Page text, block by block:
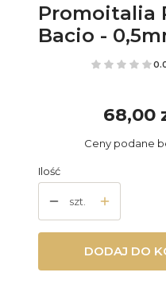
Promoitalia
Bacio -
Cena
68,00
Ceny podane
Ilość
szt.
DODAJ DO